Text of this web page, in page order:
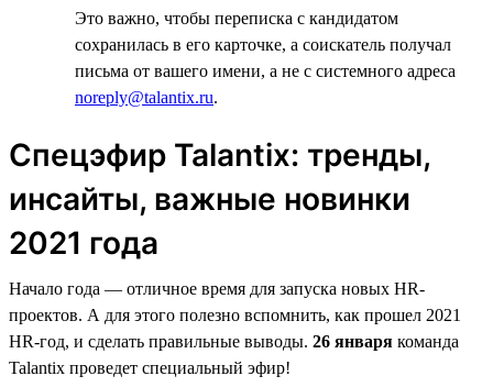
Это важно, чтобы переписка с кандидатом
сохранилась в его карточке, а соискатель получал
письма от вашего имени, а не с системного адреса
noreply@talantix.ru.
Спецэфир Talantiх: тренды,
инсайты, важные новинки
2021 года
Начало года — отличное время для запуска новых HR-
проектов. А для этого полезно вспомнить, как прошел 2021
HR-год, и сделать правильные выводы. 26 января команда
Talantix проведет специальный эфир!